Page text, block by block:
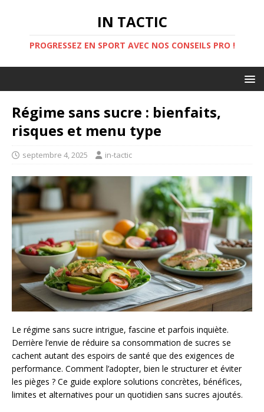
IN TACTIC
PROGRESSEZ EN SPORT AVEC NOS CONSEILS PRO !
Régime sans sucre : bienfaits,
risques et menu type
septembre 4, 2025 in-tactic
Le régime sans sucre intrigue, fascine et parfois inquiète.
Derrière l’envie de réduire sa consommation de sucres se
cachent autant des espoirs de santé que des exigences de
performance. Comment l’adopter, bien le structurer et éviter
les pièges ? Ce guide explore solutions concrètes, bénéfices,
limites et alternatives pour un quotidien sans sucres ajoutés.